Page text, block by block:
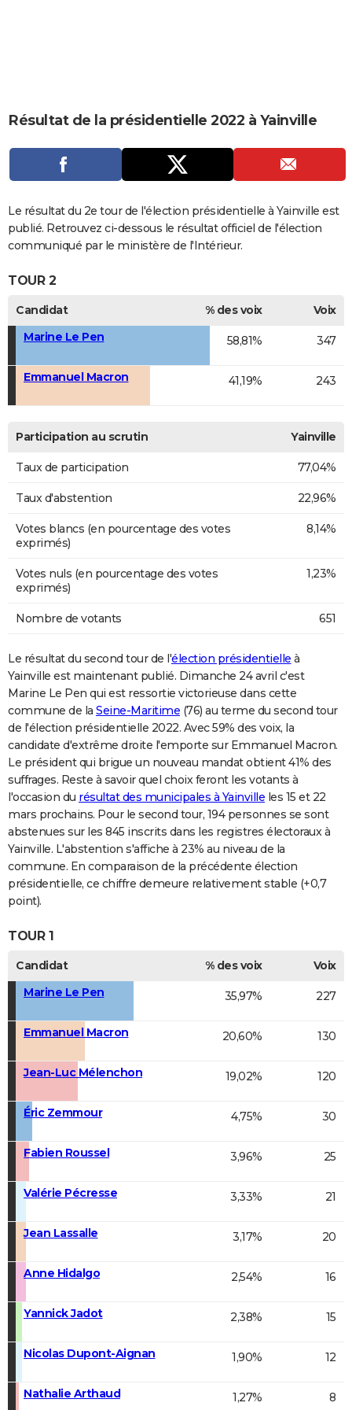
CARTE DE VOEUX
DICTIONNAIRE
Dictionnaire
Biographies
Expressions
Proverbes
PROGRAMME TV
COPAINS D'AVANT
Se connecter
Collèges
Universités
Entreprises
Service militaire
Avis de recherche
AVIS DE DÉCÈS
FORUM
Bricolage
Culture
Television
Voyage
Résultat de la présidentielle 2022 à Yainville
Le résultat du 2e tour de l'élection présidentielle à Yainville est
publié. Retrouvez ci-dessous le résultat officiel de l'élection
communiqué par le ministère de l'Intérieur.
TOUR 2
Candidat % des voix
Voix
Marine Le Pen
58,81% 347
Emmanuel Macron 41,19% 243
Participation au scrutin Yainville
Taux de participation 77,04%
Taux d'abstention 22,96%
Votes blancs (en pourcentage des votes
exprimés)
8,14%
Votes nuls (en pourcentage des votes
exprimés)
1,23%
Nombre de votants 651
Le résultat du second tour de l'élection présidentielle à
Yainville est maintenant publié. Dimanche 24 avril c'est
Marine Le Pen qui est ressortie victorieuse dans cette
commune de la Seine-Maritime (76) au terme du second tour
de l'élection présidentielle 2022. Avec 59% des voix, la
candidate d'extrême droite l'emporte sur Emmanuel Macron.
Le président qui brigue un nouveau mandat obtient 41% des
suffrages. Reste à savoir quel choix feront les votants à
l'occasion du résultat des municipales à Yainville les 15 et 22
mars prochains. Pour le second tour, 194 personnes se sont
abstenues sur les 845 inscrits dans les registres électoraux à
Yainville. L'abstention s'affiche à 23% au niveau de la
commune. En comparaison de la précédente élection
présidentielle, ce chiffre demeure relativement stable (+0,7
point).
TOUR 1
Candidat % des voix
Voix
Marine Le Pen
35,97% 227
Emmanuel Macron 20,60% 130
Jean-Luc Mélenchon 19,02% 120
Éric Zemmour 4,75% 30
Fabien Roussel 3,96% 25
Valérie Pécresse 3,33% 21
Jean Lassalle 3,17% 20
Anne Hidalgo 2,54% 16
Yannick Jadot 2,38% 15
Nicolas Dupont-Aignan 1,90% 12
Nathalie Arthaud 1,27% 8